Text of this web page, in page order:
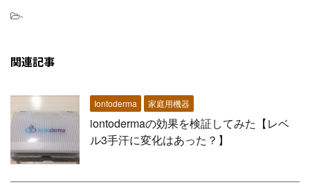
-
関連記事
Iontoderma 家庭用機器
iontodermaの効果を検証してみた【レベ
ル3手汗に変化はあった？】